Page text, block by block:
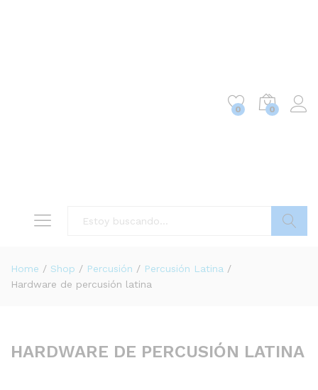
0 0
Home / Shop / Percusión / Percusión Latina /
Hardware de percusión latina
HARDWARE DE PERCUSIÓN LATINA